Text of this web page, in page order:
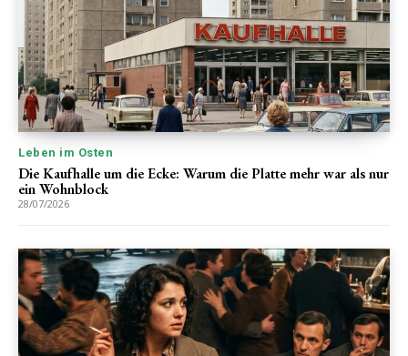
Leben im Osten
Die Kaufhalle um die Ecke: Warum die Platte mehr war als nur
ein Wohnblock
28/07/2026